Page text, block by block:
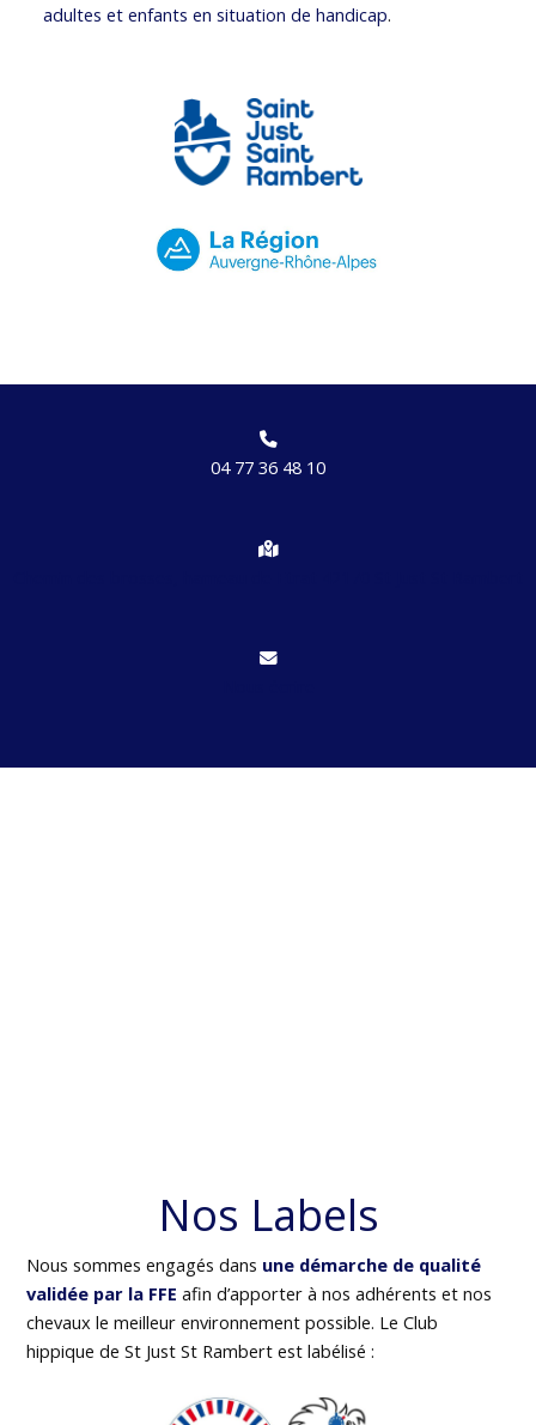
adultes et enfants en situation de handicap.
04 77 36 48 10
Nos Labels
Nous sommes engagés dans une démarche de qualité
validée par la FFE afin d’apporter à nos adhérents et nos
chevaux le meilleur environnement possible. Le Club
hippique de St Just St Rambert est labélisé :